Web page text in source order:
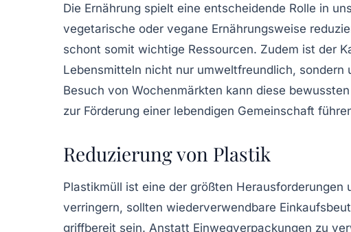
Die Ernährung spielt eine entscheidende Rolle in
vegetarische oder vegane Ernährungsweise
schont somit wichtige Ressourcen. Zudem ist der
Lebensmitteln nicht nur umweltfreundlich,
Besuch von Wochenmärkten kann diese
zur Förderung einer lebendigen Gemeinschaft
Reduzierung von Plastik
Plastikmüll ist eine der größten
verringern, sollten wiederverwendbare
griffbereit sein. Anstatt Einwegverpackungen zu